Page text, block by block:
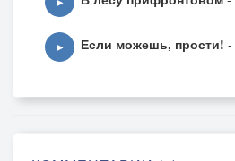
▶ Если можешь, прости! -